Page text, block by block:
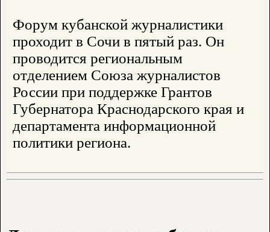
Форум кубанской журналистики
проходит в Сочи в пятый раз. Он
проводится региональным
отделением Союза журналистов
России при поддержке Грантов
Губернатора Краснодарского края и
департамента информационной
политики региона.